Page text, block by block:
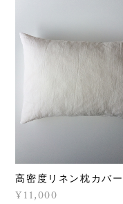
高密度リネン枕カバー
¥11,000